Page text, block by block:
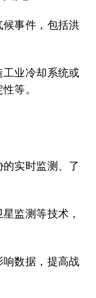
事件，包括洪
业冷却系统或
等。
实时监测、了
监测等技术，
数据，提高战